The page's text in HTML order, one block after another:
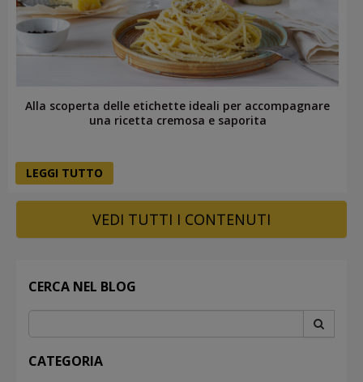
Alla scoperta delle etichette ideali per accompagnare
una ricetta cremosa e saporita
LEGGI TUTTO
VEDI TUTTI I CONTENUTI
CERCA NEL BLOG
CATEGORIA